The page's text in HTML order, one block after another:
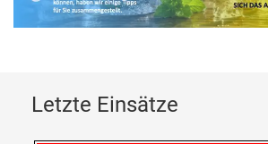
Letzte Einsätze